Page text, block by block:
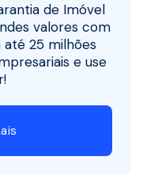
de Imóvel
valores com
até 25 milhões
e use